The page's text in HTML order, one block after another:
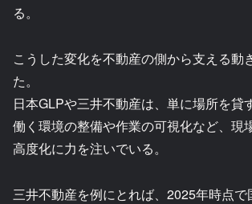
る。
こうした変化を不動産の側から支える動
た。
日本GLPや三井不動産は、単に場所を貸
働く環境の整備や作業の可視化など、現
高度化に力を注いでいる。
三井不動産を例にとれば、2025年時点